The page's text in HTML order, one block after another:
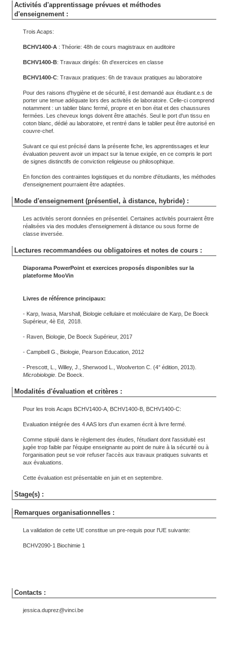
Activités d'apprentissage prévues et méthodes
d'enseignement :
Trois Acaps:
BCHV1400-A : Théorie: 48h de cours magistraux en auditoire
BCHV1400-B: Travaux dirigés: 6h d'exercices en classe
BCHV1400-C: Travaux pratiques: 6h de travaux pratiques au laboratoire
Pour des raisons d'hygiène et de sécurité, il est demandé aux étudiant.e.s de
porter une tenue adéquate lors des activités de laboratoire. Celle-ci comprend
notamment : un tablier blanc fermé, propre et en bon état et des chaussures
fermées. Les cheveux longs doivent être attachés. Seul le port d'un tissu en
coton blanc, dédié au laboratoire, et rentré dans le tablier peut être autorisé en
couvre-chef.
Suivant ce qui est précisé dans la présente fiche, les apprentissages et leur
évaluation peuvent avoir un impact sur la tenue exigée, en ce compris le port
de signes distinctifs de conviction religieuse ou philosophique.
En fonction des contraintes logistiques et du nombre d'étudiants, les méthodes
d'enseignement pourraient être adaptées.
Mode d'enseignement (présentiel, à distance, hybride) :
Les activités seront données en présentiel. Certaines activités pourraient être
réalisées via des modules d'enseignement à distance ou sous forme de
classe inversée.
Lectures recommandées ou obligatoires et notes de cours :
Diaporama PowerPoint et exercices proposés disponibles sur la
plateforme MooVin
Livres de référence principaux:
- Karp, Iwasa, Marshall, Biologie cellulaire et moléculaire de Karp, De Boeck
Supérieur, 4è Ed, 2018.
- Raven, Biologie, De Boeck Supérieur, 2017
- Campbell G., Biologie, Pearson Education, 2012
- Prescott, L., Willey, J., Sherwood L., Woolverton C. (4° édition, 2013).
Microbiologie . De Boeck.
Modalités d'évaluation et critères :
Pour les trois Acaps BCHV1400-A, BCHV1400-B, BCHV1400-C:
Evaluation intégrée des 4 AAS lors d'un examen écrit à livre fermé.
Comme stipulé dans le règlement des études, l'étudiant dont l'assiduité est
jugée trop faible par l'équipe enseignante au point de nuire à la sécurité ou à
l'organisation peut se voir refuser l'accès aux travaux pratiques suivants et
aux évaluations.
Cette évaluation est présentable en juin et en septembre.
Stage(s) :
Remarques organisationnelles :
La validation de cette UE constitue un pre-requis pour l'UE suivante:
BCHV2090-1 Biochimie 1
Contacts :
jessica.duprez@vinci.be